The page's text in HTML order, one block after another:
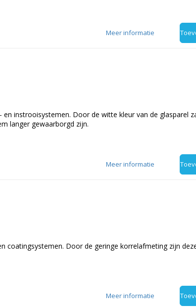
Meer informatie
instrooisystemen. Door de witte kleur van de glasparel
langer gewaarborgd zijn.
Meer informatie
coatingsystemen. Door de geringe korrelafmeting zijn
Meer informatie